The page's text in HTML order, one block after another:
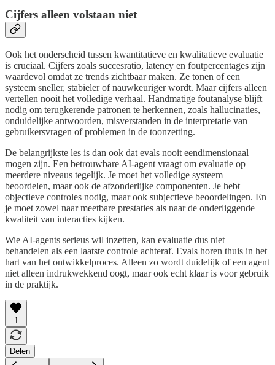
Cijfers alleen volstaan niet
Ook het onderscheid tussen kwantitatieve en kwalitatieve evaluatie
is cruciaal. Cijfers zoals succesratio, latency en foutpercentages zijn
waardevol omdat ze trends zichtbaar maken. Ze tonen of een
systeem sneller, stabieler of nauwkeuriger wordt. Maar cijfers alleen
vertellen nooit het volledige verhaal. Handmatige foutanalyse blijft
nodig om terugkerende patronen te herkennen, zoals hallucinaties,
onduidelijke antwoorden, misverstanden in de interpretatie van
gebruikersvragen of problemen in de toonzetting.
De belangrijkste les is dan ook dat evals nooit eendimensionaal
mogen zijn. Een betrouwbare AI-agent vraagt om evaluatie op
meerdere niveaus tegelijk. Je moet het volledige systeem
beoordelen, maar ook de afzonderlijke componenten. Je hebt
objectieve controles nodig, maar ook subjectieve beoordelingen. En
je moet zowel naar meetbare prestaties als naar de onderliggende
kwaliteit van interacties kijken.
Wie AI-agents serieus wil inzetten, kan evaluatie dus niet
behandelen als een laatste controle achteraf. Evals horen thuis in het
hart van het ontwikkelproces. Alleen zo wordt duidelijk of een agent
niet alleen indrukwekkend oogt, maar ook echt klaar is voor gebruik
in de praktijk.
1
Delen